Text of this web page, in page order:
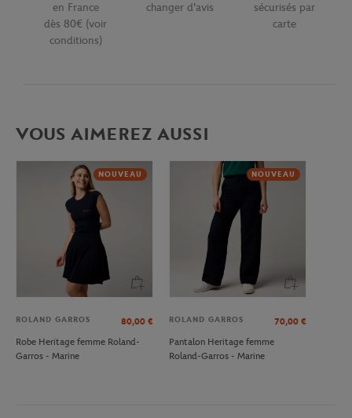
en France
dès 80€ (voir
conditions)
changer d'avis
sécurisés par
carte
VOUS AIMEREZ AUSSI
NOUVEAU
ROLAND GARROS 80,00 €
Robe Heritage femme Roland-
Garros - Marine
NOUVEAU
ROLAND GARROS 70,00 €
Pantalon Heritage femme
Roland-Garros - Marine